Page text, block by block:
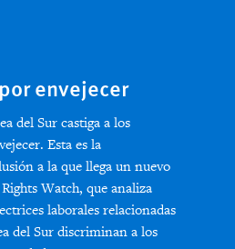
envejecer
del Sur castiga a los
Esta es la
a la que llega un nuevo
Watch, que analiza
laborales relacionadas
del Sur discriminan a los